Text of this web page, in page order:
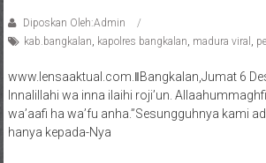
Diposkan Oleh:Admin
kab.bangkalan kapolres bangkalan madura viral
www.lensaaktual.com.ǁBangkalan,Jumat 6
Innalillahi wa inna ilaihi roji’un.
wa’aafi ha wa’fu anha.”Sesungguhnya kami
hanya kepada-Nya